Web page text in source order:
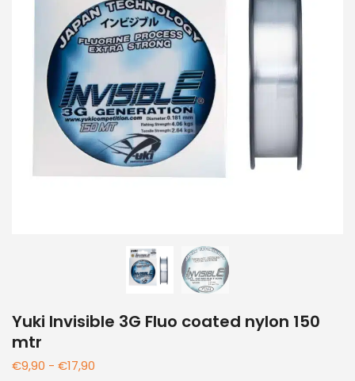
Yuki Invisible 3G Fluo coated nylon 150
mtr
€9,90 - €17,90